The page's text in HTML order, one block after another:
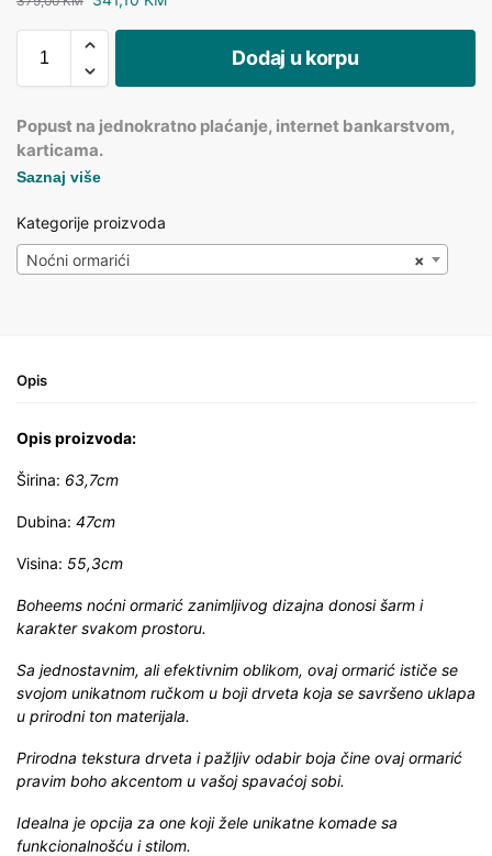
Dodaj u korpu
Popust na jednokratno plaćanje, internet bankarstvom,
karticama.
Saznaj više
Kategorije proizvoda
×
Noćni ormarići
Opis
Opis proizvoda:
Širina: 63,7cm
Dubina: 47cm
Visina: 55,3cm
Boheems noćni ormarić zanimljivog dizajna donosi šarm i
karakter svakom prostoru.
Sa jednostavnim, ali efektivnim oblikom, ovaj ormarić ističe se
svojom unikatnom ručkom u boji drveta koja se savršeno uklapa
u prirodni ton materijala.
Prirodna tekstura drveta i pažljiv odabir boja čine ovaj ormarić
pravim boho akcentom u vašoj spavaćoj sobi.
Idealna je opcija za one koji žele unikatne komade sa
funkcionalnošću i stilom.